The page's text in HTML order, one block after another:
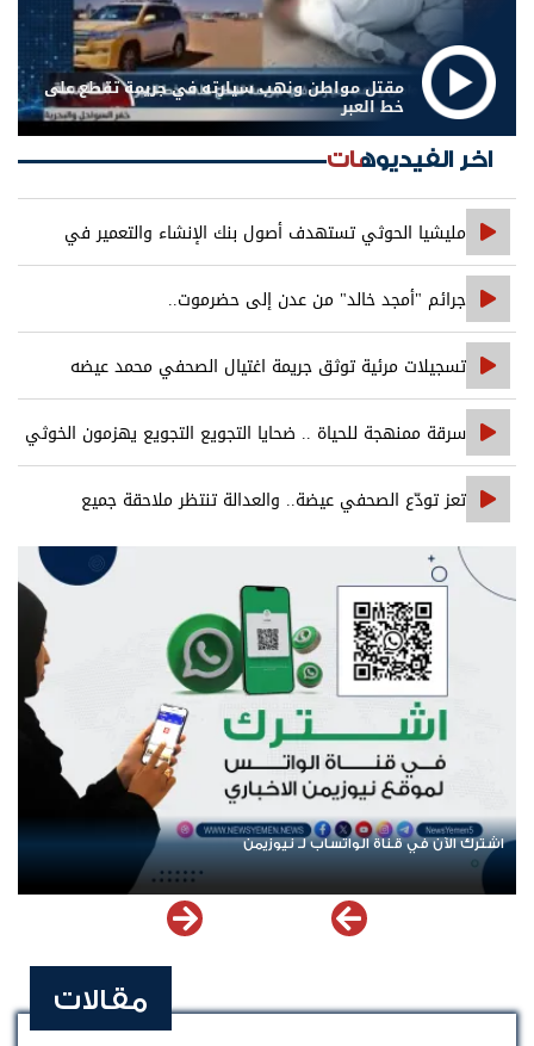
مقتل مواطن ونهب سيارته في جريمة تقطع على
خط العبر
اخر الفيديوهات
مليشيا الحوثي تستهدف أصول بنك الإنشاء والتعمير في
صنعاء
جرائم "أمجد خالد" من عدن إلى حضرموت..
تسجيلات مرئية توثق جريمة اغتيال الصحفي محمد عيضه
سرقة ممنهجة للحياة .. ضحايا التجويع التجويع يهزمون الخوثي
تعز تودّع الصحفي عيضة.. والعدالة تنتظر ملاحقة جميع
المتورطين
اشترك الآن في قناة الواتساب لـ نيوزيمن
مقالات